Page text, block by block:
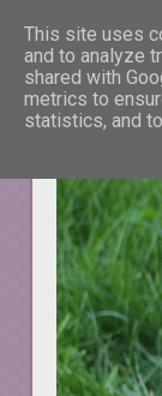
La
DESPRE
This site uses
and to analyze
shared with
metrics to
statistics, and